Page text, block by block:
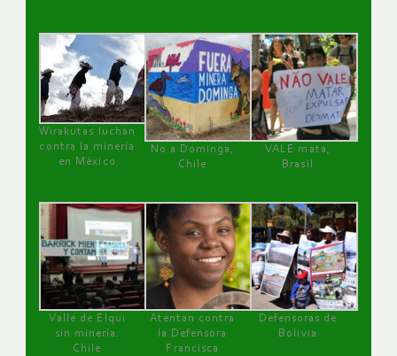
Wirakutas luchan
contra la minería
en México
No a Dominga,
Chile
VALE mata,
Brasil
Valle de Elqui
sin minería.
Chile
Atentan contra
la Defensora
Francisca
Defensoras de
Bolivia